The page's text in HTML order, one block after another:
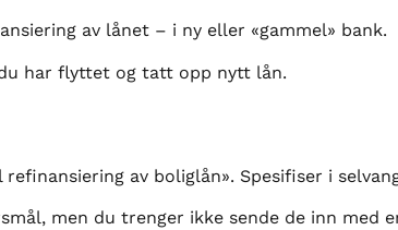
av lånet – i ny eller «gammel» bank.
har flyttet og tatt opp nytt lån.
av boliglån». Spesifiser i
men du trenger ikke sende de inn med